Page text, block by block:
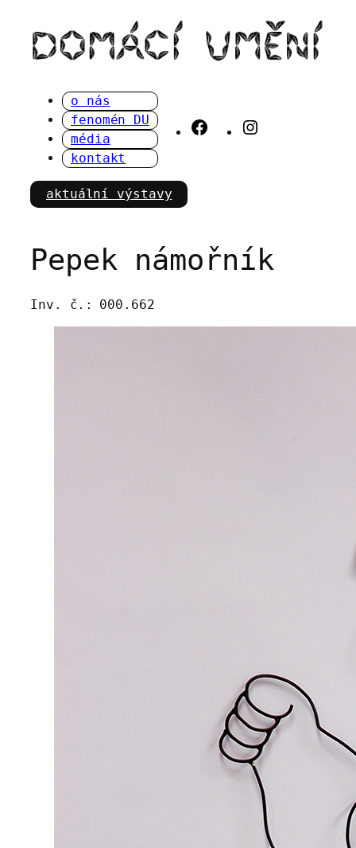
obsah
o nás
fenomén DU
média
kontakt
Facebook
aktuální výstavy
Pepek námořník
Inv. č.: 000.662